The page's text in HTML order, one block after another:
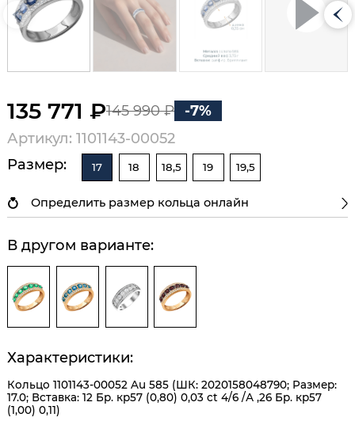
135 771 ₽145 990 ₽
-7%
Артикул: 1101143-00052
Размер:
17 18 18,5 19 19,5
Определить размер кольца онлайн
В другом варианте:
Характеристики:
Кольцо 1101143-00052 Au 585 (ШК: 2020158048790; Размер:
17.0; Вставка: 12 Бр. кр57 (0,80) 0,03 ct 4/6 /А ,26 Бр. кр57
(1,00) 0,11)